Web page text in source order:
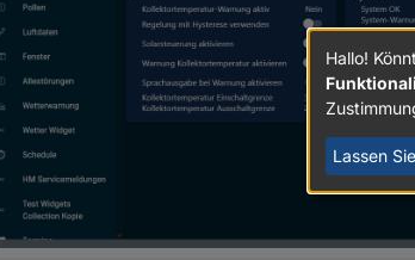
Hallo!
Lassen